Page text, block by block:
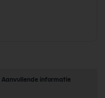
Aanvullende informatie